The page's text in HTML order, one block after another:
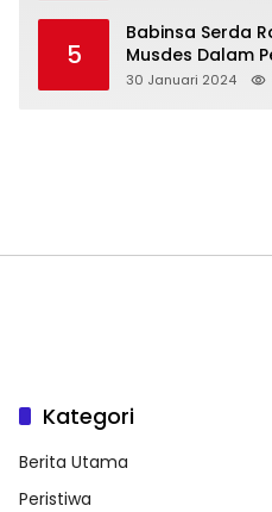
5
Babinsa Serda Rasyid Lasim Hadiri Rapat
Musdes Dalam Pebahasan RAPBDES
Bereliku 2024
30 Januari 2024
Kategori
Berita Utama
Peristiwa